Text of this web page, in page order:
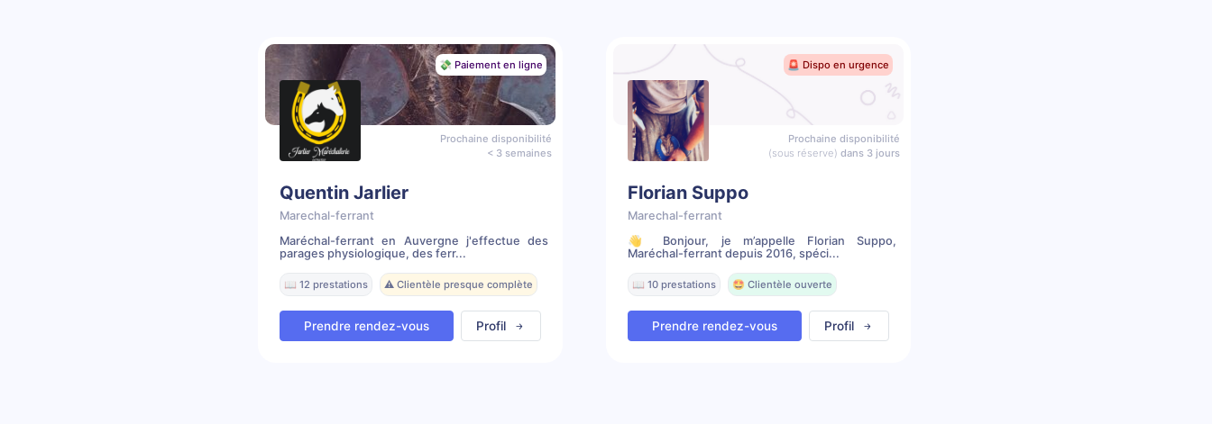
💸 Paiement en ligne
Prochaine disponibilité
< 3 semaines
Quentin Jarlier
Marechal-ferrant
Maréchal-ferrant en Auvergne j'effectue des
parages physiologique, des ferr...
📖 12 prestations ⚠️ Clientèle presque complète
Prendre rendez-vous Profil
🚨 Dispo en urgence
Prochaine disponibilité
(sous réserve) dans 3 jours
Florian Suppo
Marechal-ferrant
👋 Bonjour, je m’appelle Florian Suppo,
Maréchal-ferrant depuis 2016, spéci...
📖 10 prestations 🤩 Clientèle ouverte
Prendre rendez-vous Profil